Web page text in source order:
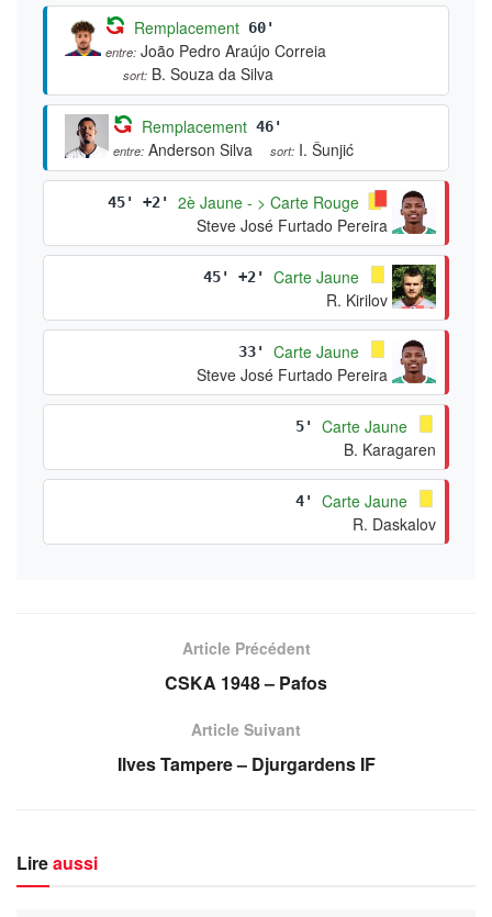
Remplacement 60'
entre: João Pedro Araújo Correia
sort: B. Souza da Silva
Remplacement 46'
entre: Anderson Silva sort: I. Šunjić
45' +2'
2è Jaune - > Carte Rouge
Steve José Furtado Pereira
45' +2'
Carte Jaune
R. Kirilov
33'
Carte Jaune
Steve José Furtado Pereira
5'
Carte Jaune
B. Karagaren
4'
Carte Jaune
R. Daskalov
Article Précédent
CSKA 1948 – Pafos
Article Suivant
Ilves Tampere – Djurgardens IF
Lireaussi